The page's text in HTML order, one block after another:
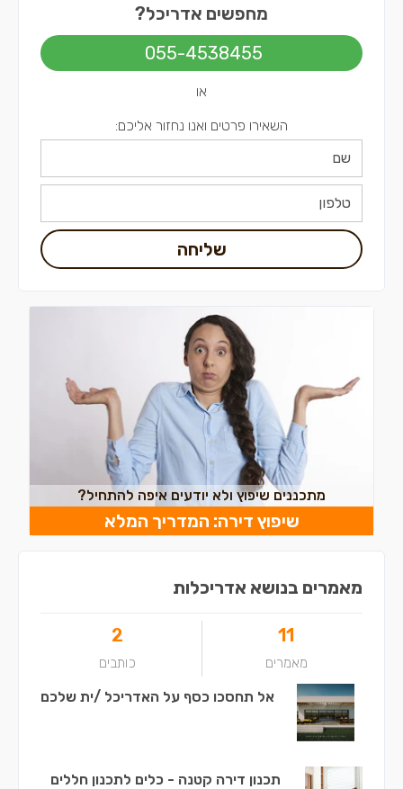
מחפשים אדריכל?
055-4538455
או
השאירו פרטים ואנו נחזור אליכם:
שליחה
מתכננים שיפוץ ולא יודעים איפה להתחיל?
שיפוץ דירה: המדריך המלא
מאמרים בנושא אדריכלות
11
מאמרים
2
כותבים
אל תחסכו כסף על האדריכל /ית שלכם
תכנון דירה קטנה - כלים לתכנון חללים